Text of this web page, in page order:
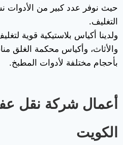
حيث نوفر عدد كبير من الأدوات
التغليف.
ولدينا أكياس بلاستيكية قوية
والأثاث، وأكياس محكمة الغلق
بأحجام مختلفة لأدوات المطبخ.
أعمال شركة نقل
الكويت